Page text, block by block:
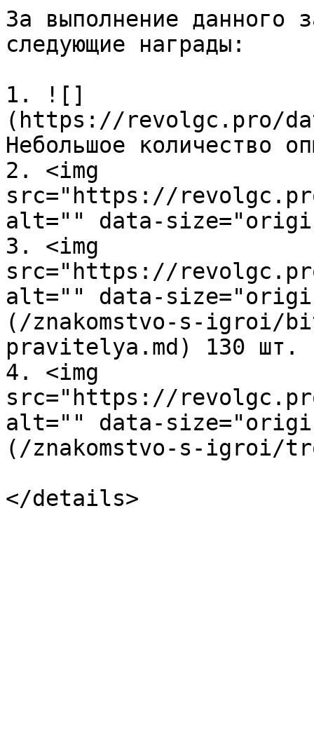
За выполнение данного
следующие награды:
1. ![]
(https://revolgc.pro/
Небольшое количество
2. <img
src="https://
alt="" data-
3. <img
src="https://
alt="" data-
(/znakomstvo-s-igroi/
pravitelya.md) 130 шт.
4. <img
src="https://
alt="" data-
(/znakomstvo-s-igroi/